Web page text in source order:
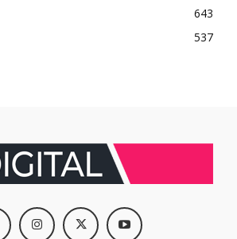
643
537